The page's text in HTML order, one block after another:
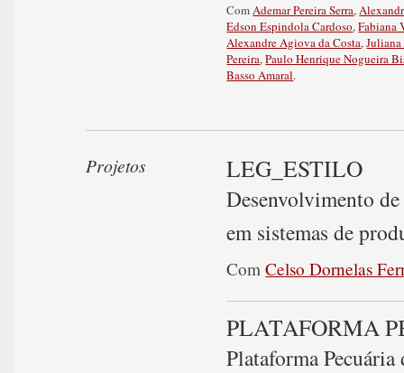
Com Ademar Pereira Serra,
Edson Espindola Cardoso,Fabiana
Alexandre Agiova da Costa,
Pereira,Paulo Henrique Nogueira
Basso Amaral.
Projetos LEG_ESTILO
Desenvolvimento
em sistemas de
ComCelso Dornelas
PLATAFORMA
Plataforma